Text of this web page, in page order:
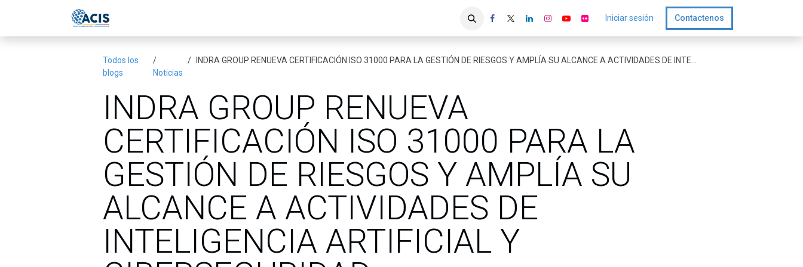
Iniciar sesión Contactenos
Todos los
blogs
Noticias
INDRA GROUP RENUEVA CERTIFICACIÓN ISO 31000 PARA LA GESTIÓN DE RIESGOS Y AMPLÍA SU ALCANCE A ACTIVIDADES DE INTELIGENCIA ARTIFICIAL Y CIBERSEGURIDAD
INDRA GROUP RENUEVA
CERTIFICACIÓN ISO 31000 PARA LA
GESTIÓN DE RIESGOS Y AMPLÍA SU
ALCANCE A ACTIVIDADES DE
INTELIGENCIA ARTIFICIAL Y